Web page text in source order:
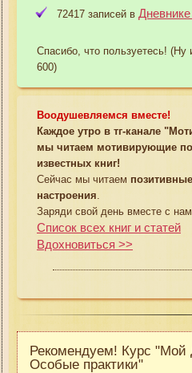
72417 записей в
Спасибо, что пользуетесь! (Ну
600)
Воодушевляемся вместе!
Каждое утро в тг-канале
мы читаем мотивирующие
известных книг!
Сейчас мы читаем
настроения
Заряди свой день вместе с
Список всех книг и статей
Вдохновиться >>
Рекомендуем! Курс "Мой
Особые практики"